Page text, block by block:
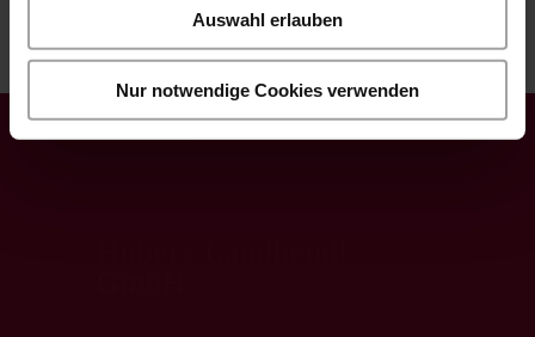
Auswahl erlauben
Nur notwendige Cookies verwenden